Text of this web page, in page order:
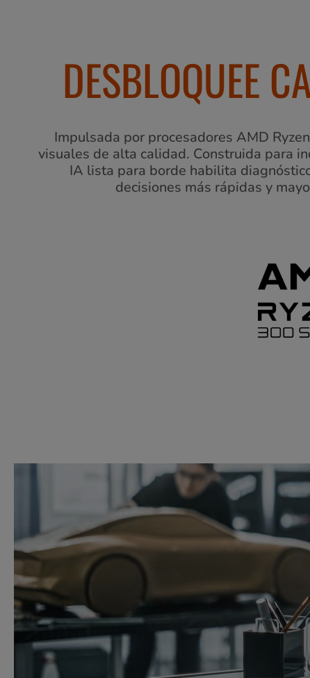
DESBLOQUEE
Impulsada por procesadores AMD
visuales de alta calidad. Construida para
IA lista para borde habilita
decisiones más rápidas y